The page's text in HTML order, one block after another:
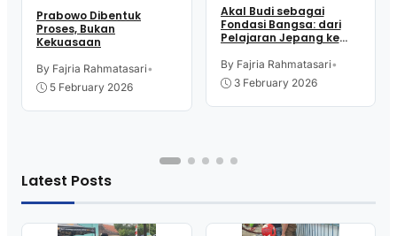
Prabowo Dibentuk
Proses, Bukan
Kekuasaan
By Fajria Rahmatasari•
5 February 2026
Akal Budi sebagai
Fondasi Bangsa: dari
Pelajaran Jepang ke
By Fajria Rahmatasari•
3 February 2026
Latest Posts